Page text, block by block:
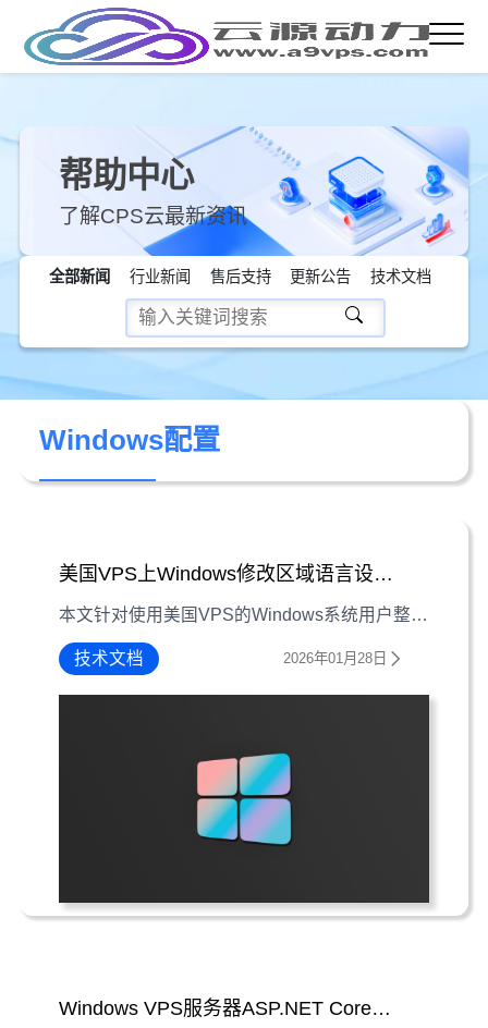
帮助中心
了解CPS云最新资讯
全部新闻 行业新闻 售后支持 更新公告 技术文档
Windows配置
美国VPS上Windows修改区域语言设置FAQ
本文针对使用美国VPS的Windows系统用户整理实用FAQ，解决默认英文区域引发的乱码、时区偏差、软件兼容等本地化问题
技术文档 2026年01月28日
Windows VPS服务器ASP.NET Core环境搭建全流程指南